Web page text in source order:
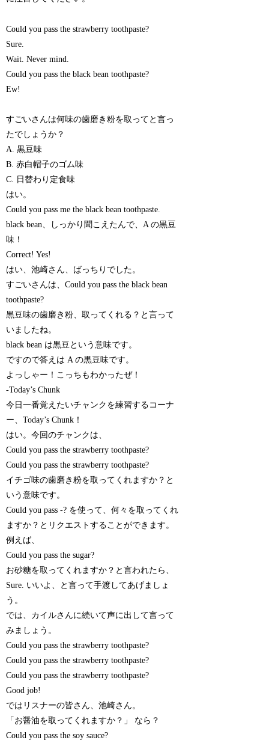
Could you pass the strawberry toothpaste?
Sure.
Wait. Never mind.
Could you pass the black bean toothpaste?
Ew!
すごいさんは何味の歯磨き粉を取ってと言っ
たでしょうか？
A. 黒豆味
B. 赤白帽子のゴム味
C. 日替わり定食味
はい。
Could you pass me the black bean toothpaste.
black bean、しっかり聞こえたんで、A の黒豆
味！
Correct! Yes!
はい、池崎さん、ばっちりでした。
すごいさんは、Could you pass the black bean
toothpaste?
黒豆味の歯磨き粉、取ってくれる？と言って
いましたね。
black bean は黒豆という意味です。
ですので答えは A の黒豆味です。
よっしゃー！こっちもわかったぜ！
-Today’s Chunk
今日一番覚えたいチャンクを練習するコーナ
ー、Today’s Chunk！
はい。今回のチャンクは、
Could you pass the strawberry toothpaste?
Could you pass the strawberry toothpaste?
イチゴ味の歯磨き粉を取ってくれますか？と
いう意味です。
Could you pass -? を使って、何々を取ってくれ
ますか？とリクエストすることができます。
例えば、
Could you pass the sugar?
お砂糖を取ってくれますか？と言われたら、
Sure. いいよ、と言って手渡してあげましょ
う。
では、カイルさんに続いて声に出して言って
みましょう。
Could you pass the strawberry toothpaste?
Could you pass the strawberry toothpaste?
Could you pass the strawberry toothpaste?
Good job!
ではリスナーの皆さん、池崎さん。
「お醤油を取ってくれますか？」 なら？
Could you pass the soy sauce?